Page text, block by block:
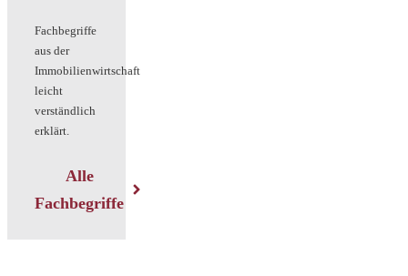
Fachbegriffe
aus der
Immobilienwirtschaft
leicht
verständlich
erklärt.
Alle
Fachbegriffe